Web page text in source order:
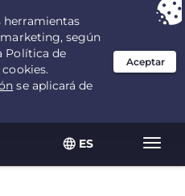
ES
2.1666666666667 años por $
2.19